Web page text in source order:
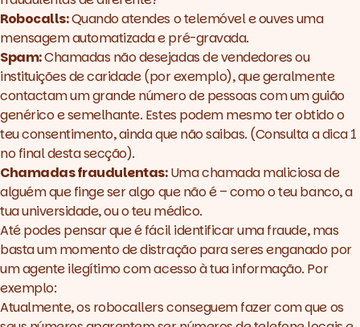
Como bloquear chamadas
spam no iPhone
Confia no teu provedor de
te protegeres contra spam
Robocalls:Quando atendes o telemóvel e ouves uma
mensagem automatizada e pré-gravada.
Spam:Chamadas não desejadas de vendedores ou
instituições de caridade (por exemplo), que geralmente
contactam um grande número de pessoas com um guião
genérico e semelhante. Estes podem mesmo ter obtido o
teu consentimento, ainda que não saibas. (Consulta a dica 1
no final desta secção).
Chamadas fraudulentas:Uma chamada maliciosa de
alguém que finge ser algo que não é – como o teu banco, a
tua universidade, ou o teu médico.
Até podes pensar que é fácil identificar uma fraude, mas
basta um momento de distração para seres enganado por
um agente ilegítimo com acesso à tua informação. Por
exemplo:
Atualmente, os robocallers conseguem fazer com que os